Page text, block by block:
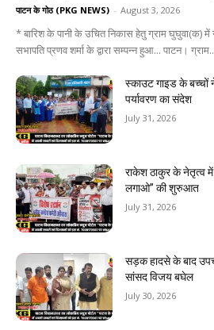
पाटन के गोठ (PKG NEWS) - August 3, 2026
* बारिश के पानी के उचित निकास हेतु ग्राम घुघुवा(क) में
सभापति प्रणव शर्मा के द्वारा सम्पन्न हुआ... पाटन।
स्काउट गाइड के बच्चों
पर्यावरण का संदेश
July 31, 2026
राकेश ठाकुर के नेतृत्व में
लगाओ” की शुरुआत
July 31, 2026
सड़क हादसे के बाद
सांसद विजय बघेल
July 30, 2026